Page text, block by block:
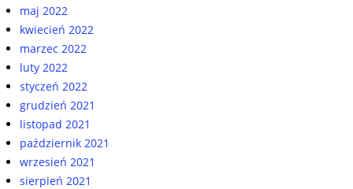
maj 2022
kwiecień 2022
marzec 2022
luty 2022
styczeń 2022
grudzień 2021
listopad 2021
październik 2021
wrzesień 2021
sierpień 2021